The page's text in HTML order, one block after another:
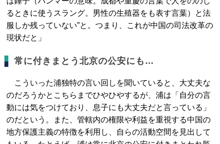
るときに使うスラング。男性の生殖器をも表す言葉）と法
服しか残っていない”と。つまり、これが中国の司法改革の
現状だと」
常に付きまとう北京の公安にも…
こういった浦独特の言い回しを聞いていると、大丈夫な
のだろうかとこちらまでひやひやするが、浦は「自分の言
動には気をつけており、息子にも大丈夫だと言っている」
のだという。また、管轄内の権限や利益を重視する中国の
地方保護主義の特徴を利用し、自らの活動空間を見出して